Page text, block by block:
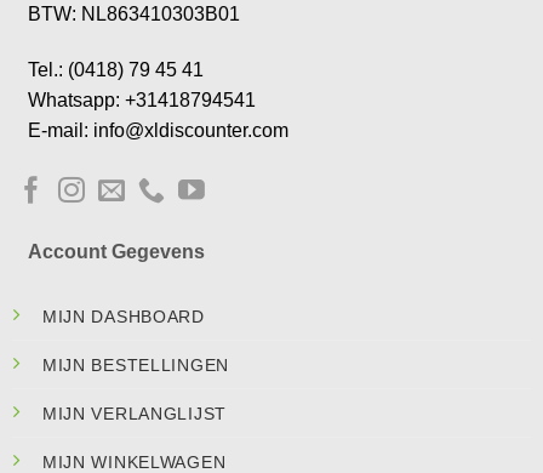
BTW: NL863410303B01
Tel.: (0418) 79 45 41
Whatsapp: +31418794541
E-mail: info@xldiscounter.com
Account Gegevens
MIJN DASHBOARD
MIJN BESTELLINGEN
MIJN VERLANGLIJST
MIJN WINKELWAGEN